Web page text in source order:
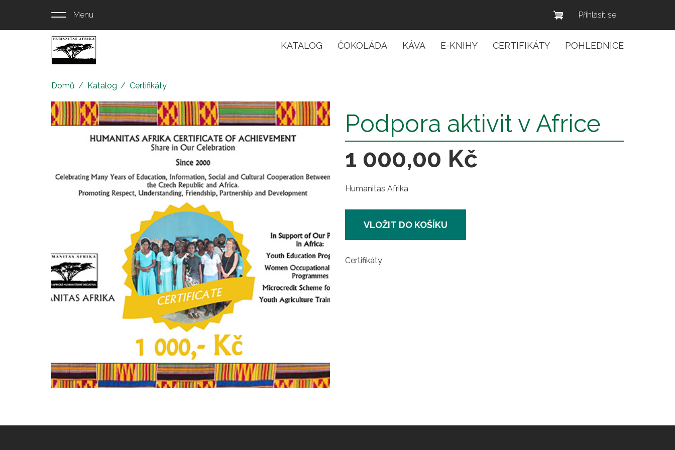
Menu
Menu
uživatelského
účtu
Přihlásit se
Eshop
Humanitas
Afrika
Catalog
KATALOG ČOKOLÁDA KÁVA E-KNIHY CERTIFIKÁTY POHLEDNICE
Domů Katalog Certifikáty
Podpora aktivit v Africe
1 000,00 Kč
Humanitas Afrika
VLOŽIT DO KOŠÍKU
Certifikáty